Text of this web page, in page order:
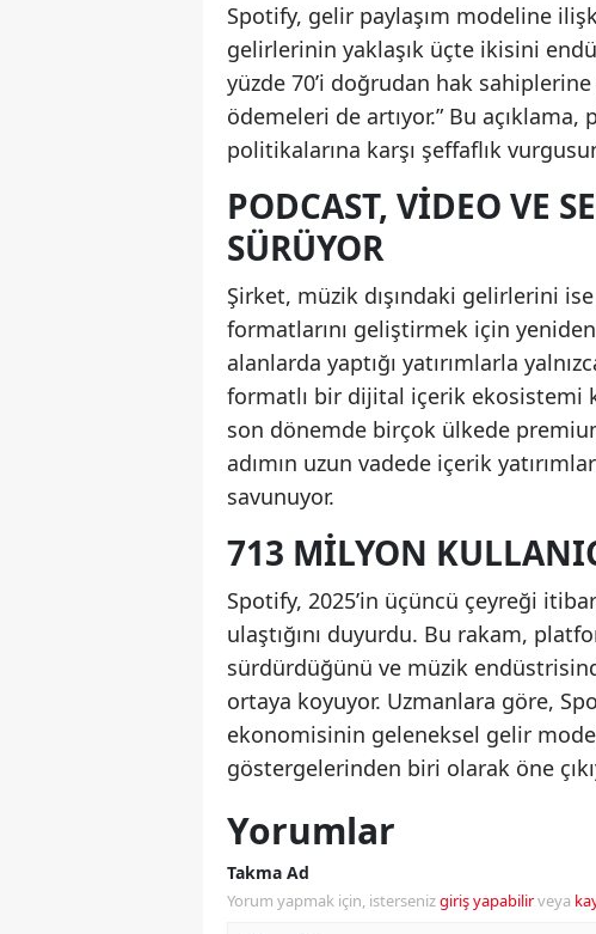
Spotify, gelir paylaşım modeline
gelirlerinin yaklaşık üçte ikisini
yüzde 70’i doğrudan hak
ödemeleri de artıyor.” Bu
politikalarına karşı şeffaflık
PODCAST, VIDEO VE
SÜRÜYOR
Şirket, müzik dışındaki gelirlerini
formatlarını geliştirmek için yeniden
alanlarda yaptığı yatırımlarla
formatlı bir dijital içerik ekosistemi
son dönemde birçok ülkede
adımın uzun vadede içerik
savunuyor.
713 MILYON
Spotify, 2025’in üçüncü çeyreği
ulaştığını duyurdu. Bu rakam,
sürdürdüğünü ve müzik
ortaya koyuyor. Uzmanlara göre,
ekonomisinin geleneksel gelir
göstergelerinden biri olarak öne
Yorumlar
Takma Ad
Yorum yapmak için, istersenizgiriş yapabilirveya